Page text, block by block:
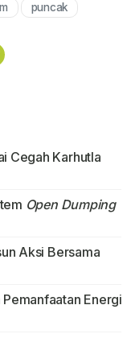
puncak
Cegah Karhutla
Open Dumping
Aksi Bersama
Energi